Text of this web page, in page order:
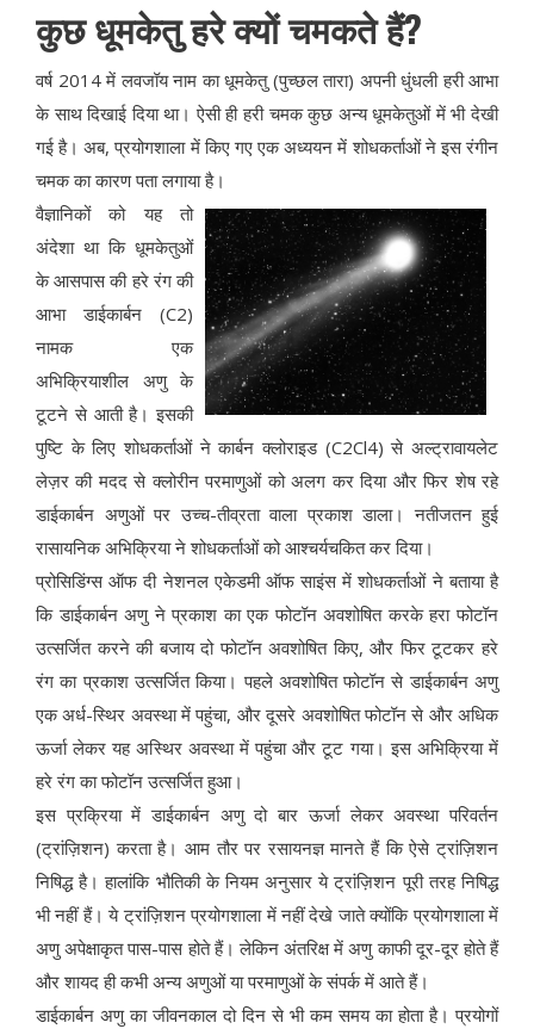
कुछ धूमकेतु हरे क्यों चमकते हैं?
वर्ष 2014 में लवजॉय नाम का धूमकेतु (पुच्छल तारा) अपनी धुंधली हरी आभा
के साथ दिखाई दिया था। ऐसी ही हरी चमक कुछ अन्य धूमकेतुओं में भी देखी
गई है। अब, प्रयोगशाला में किए गए एक अध्ययन में शोधकर्ताओं ने इस रंगीन
चमक का कारण पता लगाया है।
वैज्ञानिकों को यह तो
अंदेशा था कि धूमकेतुओं
के आसपास की हरे रंग की
आभा डाईकार्बन (C2)
नामक एक
अभिक्रियाशील अणु के
टूटने से आती है। इसकी
पुष्टि के लिए शोधकर्ताओं ने कार्बन क्लोराइड (C2Cl4) से अल्ट्रावायलेट
लेज़र की मदद से क्लोरीन परमाणुओं को अलग कर दिया और फिर शेष रहे
डाईकार्बन अणुओं पर उच्च-तीव्रता वाला प्रकाश डाला। नतीजतन हुई
रासायनिक अभिक्रिया ने शोधकर्ताओं को आश्चर्यचकित कर दिया।
प्रोसिडिंग्स ऑफ दी नेशनल एकेडमी ऑफ साइंस में शोधकर्ताओं ने बताया है
कि डाईकार्बन अणु ने प्रकाश का एक फोटॉन अवशोषित करके हरा फोटॉन
उत्सर्जित करने की बजाय दो फोटॉन अवशोषित किए, और फिर टूटकर हरे
रंग का प्रकाश उत्सर्जित किया। पहले अवशोषित फोटॉन से डाईकार्बन अणु
एक अर्ध-स्थिर अवस्था में पहुंचा, और दूसरे अवशोषित फोटॉन से और अधिक
ऊर्जा लेकर यह अस्थिर अवस्था में पहुंचा और टूट गया। इस अभिक्रिया में
हरे रंग का फोटॉन उत्सर्जित हुआ।
इस प्रक्रिया में डाईकार्बन अणु दो बार ऊर्जा लेकर अवस्था परिवर्तन
(ट्रांज़िशन) करता है। आम तौर पर रसायनज्ञ मानते हैं कि ऐसे ट्रांज़िशन
निषिद्ध है। हालांकि भौतिकी के नियम अनुसार ये ट्रांज़िशन पूरी तरह निषिद्ध
भी नहीं हैं। ये ट्रांज़िशन प्रयोगशाला में नहीं देखे जाते क्योंकि प्रयोगशाला में
अणु अपेक्षाकृत पास-पास होते हैं। लेकिन अंतरिक्ष में अणु काफी दूर-दूर होते हैं
और शायद ही कभी अन्य अणुओं या परमाणुओं के संपर्क में आते हैं।
डाईकार्बन अणु का जीवनकाल दो दिन से भी कम समय का होता है। प्रयोगों